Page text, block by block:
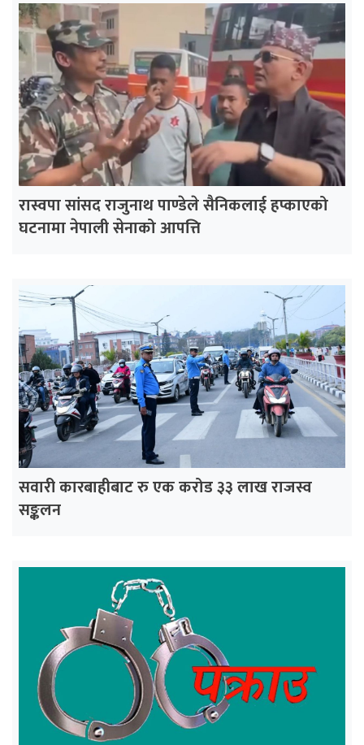
रास्वपा सांसद राजुनाथ पाण्डेले सैनिकलाई हप्काएको
घटनामा नेपाली सेनाको आपत्ति
सवारी कारबाहीबाट रु एक करोड ३३ लाख राजस्व
सङ्कलन